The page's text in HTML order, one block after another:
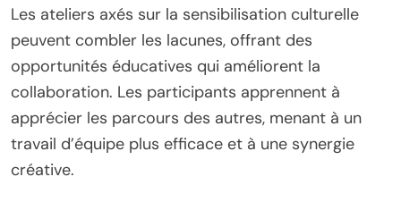
Les ateliers axés sur la sensibilisation culturelle
peuvent combler les lacunes, offrant des
opportunités éducatives qui améliorent la
collaboration. Les participants apprennent à
apprécier les parcours des autres, menant à un
travail d’équipe plus efficace et à une synergie
créative.